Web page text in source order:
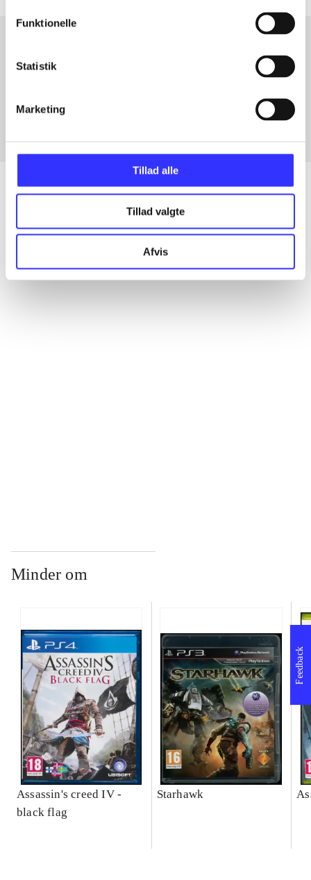
Funktionelle
Statistik
Marketing
Tillad alle
Tillad valgte
Afvis
Artikler med samme emner
Artikler
Alle registrerede artikler fordelt på udgivelser
Minder om
Assassin's creed IV -
black flag
Starhawk
Feedback